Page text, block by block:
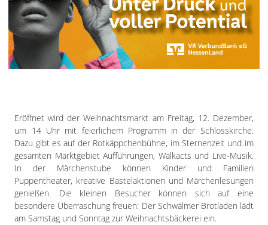
Eröffnet wird der Weihnachtsmarkt am Freitag, 12. Dezember,
um 14 Uhr mit feierlichem Programm in der Schlosskirche.
Dazu gibt es auf der Rotkäppchenbühne, im Sternenzelt und im
gesamten Marktgebiet Aufführungen, Walkacts und Live-Musik.
In der Märchenstube können Kinder und Familien
Puppentheater, kreative Bastelaktionen und Märchenlesungen
genießen. Die kleinen Besucher können sich auf eine
besondere Überraschung freuen: Der Schwälmer Brotladen lädt
am Samstag und Sonntag zur Weihnachtsbäckerei ein.